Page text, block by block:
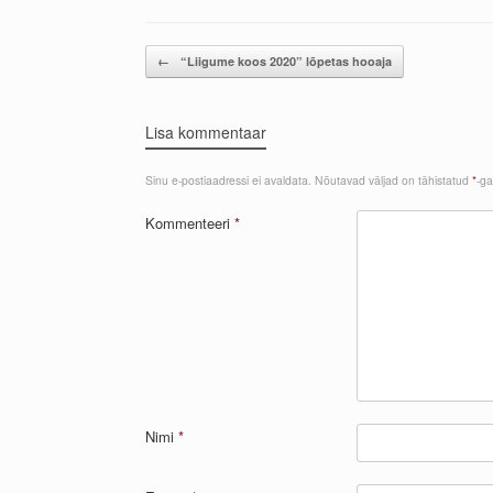
Post navigation
← “Liigume koos 2020” lõpetas hooaja
Lisa kommentaar
Sinu e-postiaadressi ei avaldata. Nõutavad väljad on tähistatud *-ga
Kommenteeri *
Nimi *